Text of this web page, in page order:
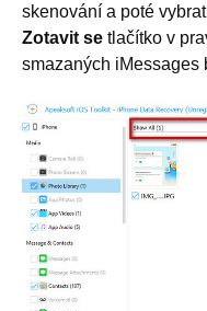
skenování a poté
Zotavit se tlačítko v
smazaných iMessages